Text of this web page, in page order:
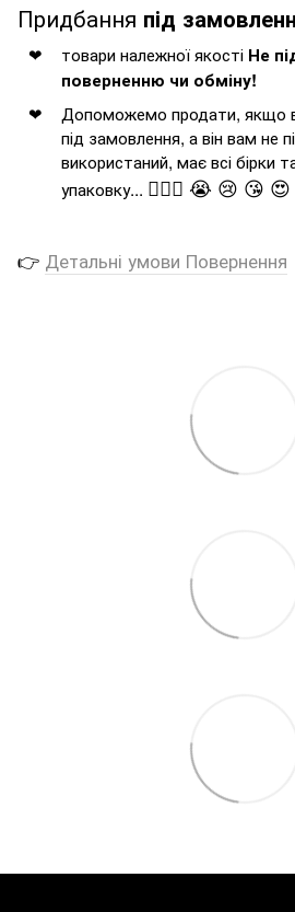
Придбання під
товари належної якості Не
поверненню чи обміну!
Допоможемо продати, якщо
під замовлення, а він вам не
використаний, має всі бірки
упаковку... 🤦🏻‍♂️ 😭 😢 😘
👉 Детальні умови Повернення